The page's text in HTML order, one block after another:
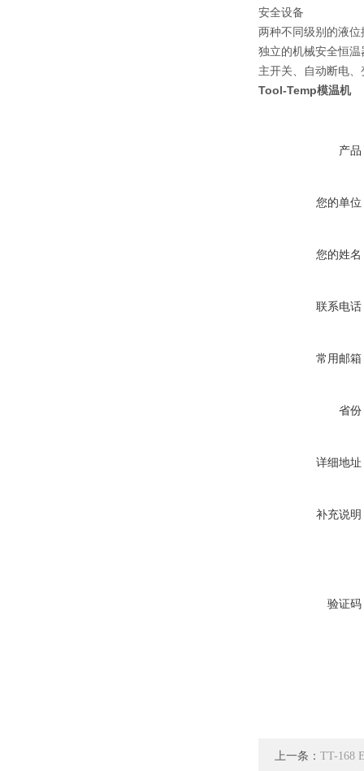
安全设备
两种不同级别的液
独立的机械安全恒
主开关、自动断电
Tool-Temp模温机
产品
您的单位
您的姓名
联系电话
常用邮箱
省份
详细地址
补充说明
验证码
上一条： TT-168